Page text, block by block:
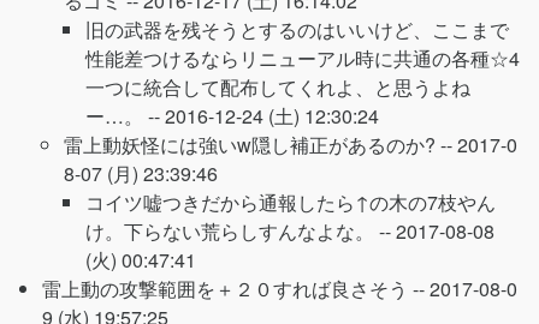
旧の武器を残そうとするのはいいけど、ここまで
性能差つけるならリニューアル時に共通の各種☆4
一つに統合して配布してくれよ、と思うよね
ー…。 --2016-12-24 (土) 12:30:24
雷上動妖怪には強いw隠し補正があるのか? --2017-0
8-07 (月) 23:39:46
コイツ嘘つきだから通報したら↑の木の7枝やん
け。下らない荒らしすんなよな。 --2017-08-08
(火) 00:47:41
雷上動の攻撃範囲を＋２０すれば良さそう --2017-08-0
9 (水) 19:57:25